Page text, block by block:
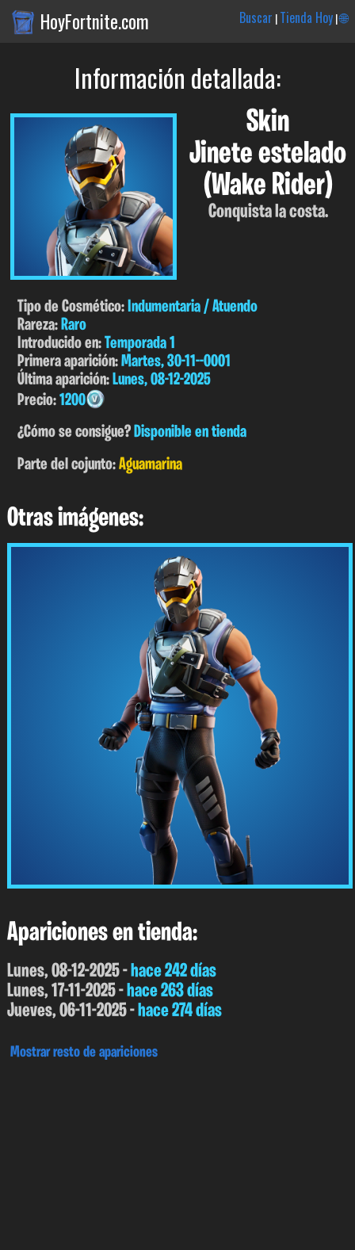
HoyFortnite.com Buscar |Tienda Hoy|🌐
Información detallada:
Skin
Jinete estelado
(Wake Rider)
Conquista la costa.
Tipo de Cosmético:Indumentaria / Atuendo
Rareza:Raro
Introducido en:Temporada 1
Primera aparición:Martes, 30-11--0001
Última aparición:Lunes, 08-12-2025
Precio:1200
¿Cómo se consigue?Disponible en tienda
Parte del cojunto:Aguamarina
Otras imágenes:
Apariciones en tienda:
Lunes, 08-12-2025 -hace 242 días
Lunes, 17-11-2025 -hace 263 días
Jueves, 06-11-2025 -hace 274 días
Mostrar resto de apariciones